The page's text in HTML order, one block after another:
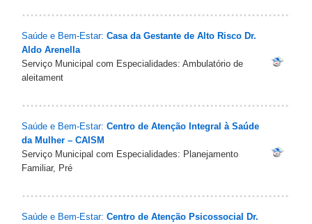
Saúde e Bem-Estar: Casa da Gestante de Alto Risco Dr.
Aldo Arenella
Serviço Municipal com Especialidades: Ambulatório de
aleitament
Saúde e Bem-Estar: Centro de Atenção Integral à Saúde
da Mulher – CAISM
Serviço Municipal com Especialidades: Planejamento
Familiar, Pré
Saúde e Bem-Estar: Centro de Atenção Psicossocial Dr.